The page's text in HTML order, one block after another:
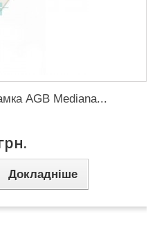
AGB Mediana...
Докладніше